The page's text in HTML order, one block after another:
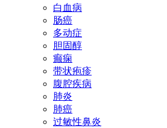
白血病
肠癌
多动症
胆固醇
癫痫
带状疱疹
腹腔疾病
肺炎
肺癌
过敏性鼻炎